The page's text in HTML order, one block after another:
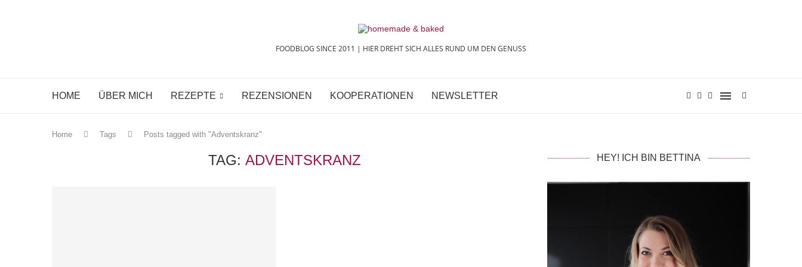
FOODBLOG SINCE 2011 | HIER DREHT SICH ALLES RUND UM DEN GENUSS
HOME ÜBER MICH REZEPTE REZENSIONEN KOOPERATIONEN NEWSLETTER
Home Tags Posts tagged with "Adventskranz"
TAG: ADVENTSKRANZ HEY! ICH BIN BETTINA